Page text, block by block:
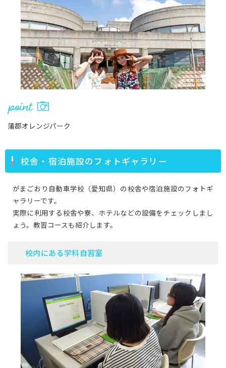
蒲郡オレンジパーク
校舎・宿泊施設のフォトギャラリー
がまごおり自動車学校（愛知県）の校舎や宿泊施設のフォトギ
ャラリーです。
実際に利用する校舎や寮、ホテルなどの設備をチェックしまし
ょう。教習コースも紹介します。
校内にある学科自習室